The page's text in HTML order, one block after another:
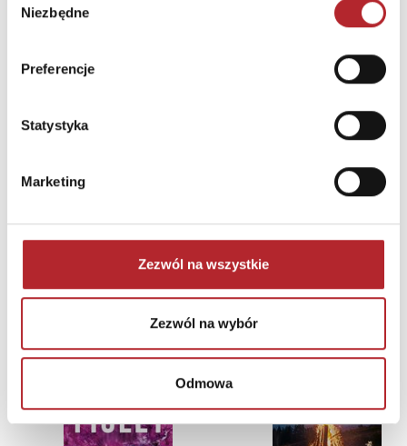
zgody
Niezbędne
Preferencje
Statystyka
Marketing
Zezwól na wszystkie
Zezwól na wybór
Odmowa
NAJCZĘŚCIEJ KUPOWANE zobacz więcej
Wyłączność
Wyłączność